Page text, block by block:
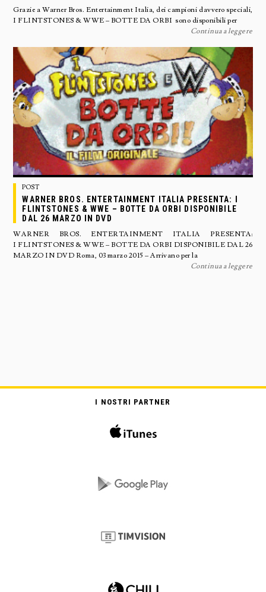
Grazie a Warner Bros. Entertainment Italia, dei campioni davvero speciali,
I FLINTSTONES & WWE – BOTTE DA ORBI sono disponibili per
Continua a leggere
POST
WARNER BROS. ENTERTAINMENT ITALIA PRESENTA: I
FLINTSTONES & WWE – BOTTE DA ORBI DISPONIBILE
DAL 26 MARZO IN DVD
WARNER BROS. ENTERTAINMENT ITALIA PRESENTA:
I FLINTSTONES & WWE – BOTTE DA ORBI DISPONIBILE DAL 26
MARZO IN DVD Roma, 03 marzo 2015 – Arrivano per la
Continua a leggere
I NOSTRI PARTNER